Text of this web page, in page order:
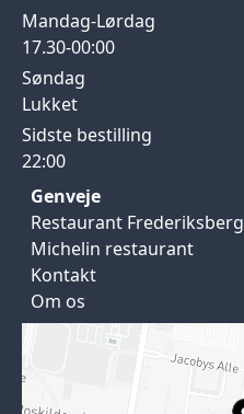
Mandag-Lørdag
17.30-00:00
Søndag
Lukket
Sidste bestilling
22:00
Genveje
Restaurant Frederiksberg
Michelin restaurant
Kontakt
Om os